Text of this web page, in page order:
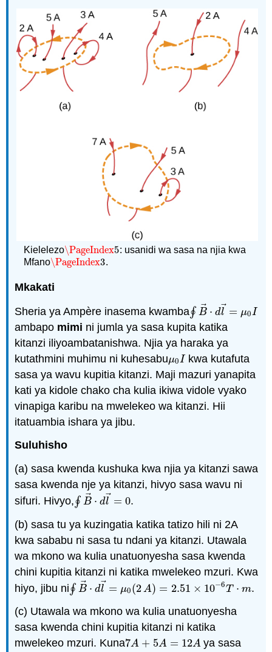
Kielelezo\PageIndex5
\PageIndex5: usanidi wa sasa na njia kwa
Mfano\PageIndex3
\PageIndex3.
Mkakati
Sheria ya Ampère inasema kwamba∮ B⃗ ⋅ dl ⃗ = μ0I
∮B→ ⋅dl →=μ0I
ambapo mimi ni jumla ya sasa kupita katika
kitanzi iliyoambatanishwa. Njia ya haraka ya
kutathmini muhimu ni kuhesabuμ0I
μ0Ikwa kutafuta
sasa ya wavu kupitia kitanzi. Maji mazuri yanapita
kati ya kidole chako cha kulia ikiwa vidole vyako
vinapiga karibu na mwelekeo wa kitanzi. Hii
itatuambia ishara ya jibu.
Suluhisho
(a) sasa kwenda kushuka kwa njia ya kitanzi sawa
sasa kwenda nje ya kitanzi, hivyo sasa wavu ni
sifuri. Hivyo,∮ B⃗ ⋅ dl ⃗ = 0.
∮B→ ⋅dl →=0.
(b) sasa tu ya kuzingatia katika tatizo hili ni 2A
kwa sababu ni sasa tu ndani ya kitanzi. Utawala
wa mkono wa kulia unatuonyesha sasa kwenda
chini kupitia kitanzi ni katika mwelekeo mzuri. Kwa
hiyo, jibu ni∮ B⃗ ⋅ dl ⃗ = μ0(2A) = 2.51 × 10−6T ⋅ m.
∮B→ ⋅dl →=μ0(2A) =2.51× 10 −6T⋅m .
(c) Utawala wa mkono wa kulia unatuonyesha
sasa kwenda chini kupitia kitanzi ni katika
mwelekeo mzuri. Kuna7A + 5A = 12A
7A+5 A=12A
ya sasa